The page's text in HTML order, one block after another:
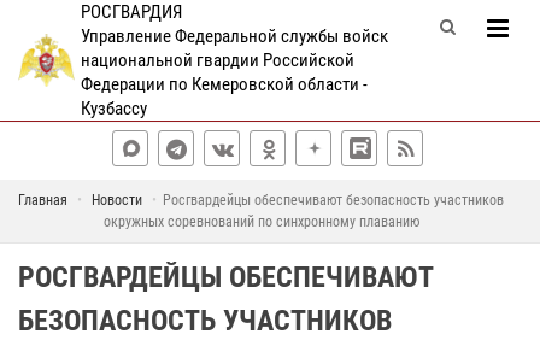
РОСГВАРДИЯ
Управление Федеральной службы войск
национальной гвардии Российской
Федерации по Кемеровской области -
Кузбассу
Главная Новости
Росгвардейцы обеспечивают безопасность участников
окружных соревнований по синхронному плаванию
РОСГВАРДЕЙЦЫ ОБЕСПЕЧИВАЮТ
БЕЗОПАСНОСТЬ УЧАСТНИКОВ